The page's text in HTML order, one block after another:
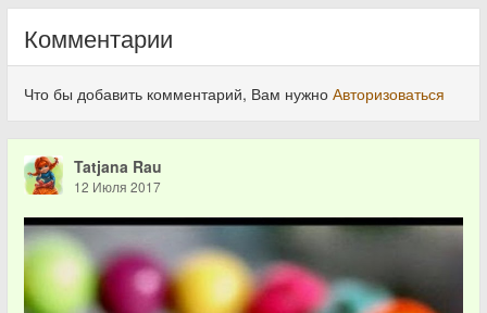
Комментарии
Что бы добавить комментарий, Вам нужно Авторизоваться
Tatjana Rau
12 Июля 2017